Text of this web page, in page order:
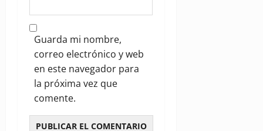
Guarda mi nombre,
correo electrónico y web
en este navegador para
la próxima vez que
comente.